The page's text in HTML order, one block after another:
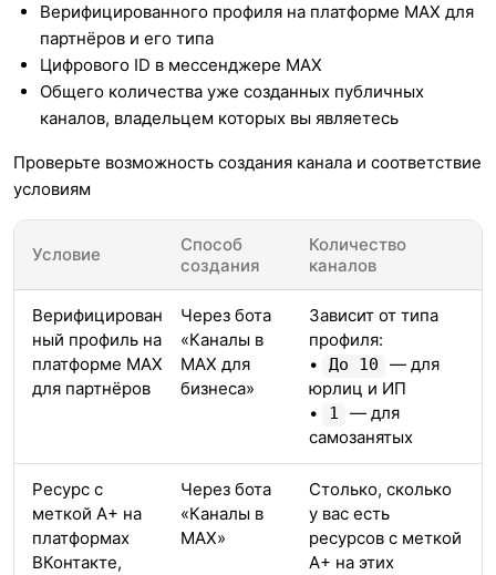
Верифицированного профиля на платформе МАХ для
партнёров и его типа
Цифрового ID в мессенджере МАХ
Общего количества уже созданных публичных
каналов, владельцем которых вы являетесь
Проверьте возможность создания канала и соответствие
условиям
Условие
Способ
создания
Количество
каналов
Верифицирован
ный профиль на
платформе МАХ
для партнёров
Через бота
«Каналы в
MAX для
бизнеса»
Зависит от типа
профиля:
•
До 10
— для
юрлиц и ИП
•
1
— для
самозанятых
Ресурс с
меткой А+ на
платформах
ВКонтакте,
Через бота
«Каналы в
MAX»
Столько, сколько
у вас есть
ресурсов с меткой
А+ на этих